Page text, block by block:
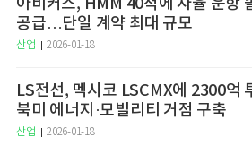
아비커스, HMM 40척에 자율 운항
공급…단일 계약 최대 규모
산업 2026-01-18
LS전선, 멕시코 LSCMX에 2300억
북미 에너지·모빌리티 거점 구축
산업 2026-01-18